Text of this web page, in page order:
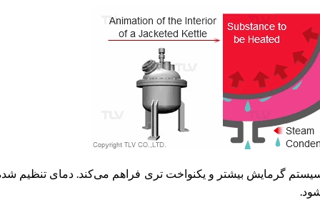
گرمایش بیشتر و یکنواخت تری فراهم می‌کند. دمای تنظیم